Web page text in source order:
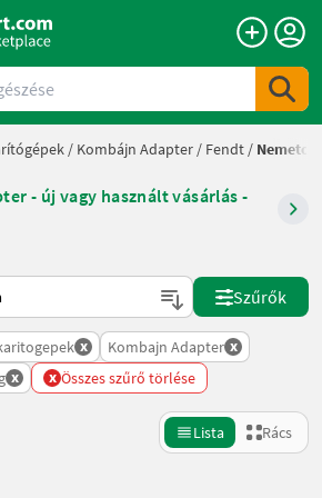
/ Kombájn Adapter / Fendt /
- új vagy használt vásárlás -
a Landwirt.com-on
Szűrők
x Kombajn Adapter x
x x Összes szűrő törlése
Lista Rács